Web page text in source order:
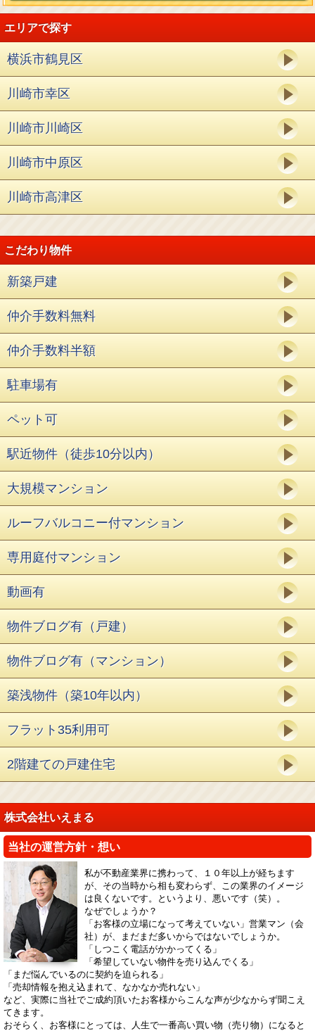
エリアで探す
横浜市鶴見区
川崎市幸区
川崎市川崎区
川崎市中原区
川崎市高津区
こだわり物件
新築戸建
仲介手数料無料
仲介手数料半額
駐車場有
ペット可
駅近物件（徒歩10分以内）
大規模マンション
ルーフバルコニー付マンション
専用庭付マンション
動画有
物件ブログ有（戸建）
物件ブログ有（マンション）
築浅物件（築10年以内）
フラット35利用可
2階建ての戸建住宅
株式会社いえまる
当社の運営方針・想い
私が不動産業界に携わって、１０年以上が経ちます
が、その当時から相も変わらず、この業界のイメージ
は良くないです。というより、悪いです（笑）。
なぜでしょうか？
「お客様の立場になって考えていない」営業マン（会
社）が、まだまだ多いからではないでしょうか。
「しつこく電話がかかってくる」
「希望していない物件を売り込んでくる」
「まだ悩んでいるのに契約を迫られる」
「売却情報を抱え込まれて、なかなか売れない」
など、実際に当社でご成約頂いたお客様からこんな声が少なからず聞こえ
てきます。
おそらく、お客様にとっては、人生で一番高い買い物（売り物）になると